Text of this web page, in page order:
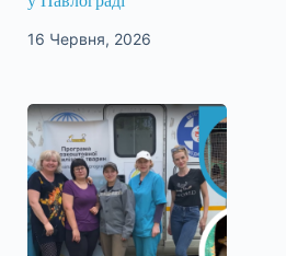
16 Червня, 2026